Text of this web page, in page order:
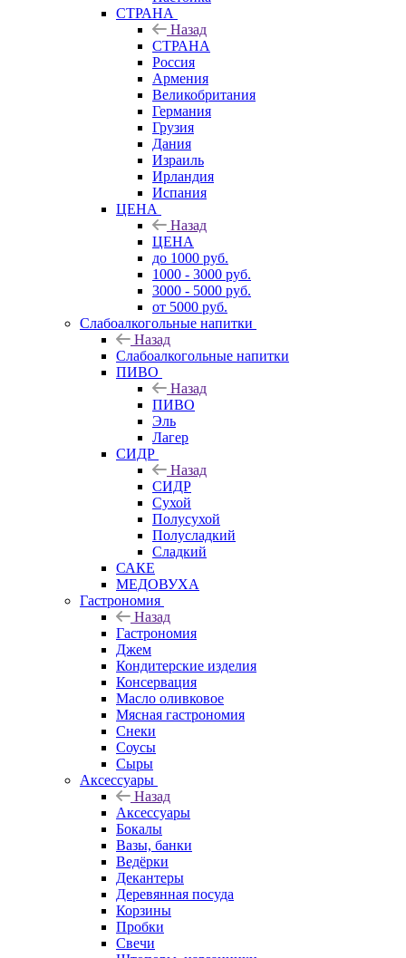
СТРАНА
Назад
СТРАНА
Россия
Армения
Великобритания
Германия
Грузия
Дания
Израиль
Ирландия
Испания
ЦЕНА
Назад
ЦЕНА
до 1000 руб.
1000 - 3000 руб.
3000 - 5000 руб.
от 5000 руб.
Слабоалкогольные напитки
Назад
Слабоалкогольные напитки
ПИВО
Назад
ПИВО
Эль
Лагер
СИДР
Назад
СИДР
Сухой
Полусухой
Полусладкий
Сладкий
САКЕ
МЕДОВУХА
Гастрономия
Назад
Гастрономия
Джем
Кондитерские изделия
Консервация
Масло оливковое
Мясная гастрономия
Снеки
Соусы
Сыры
Аксессуары
Назад
Аксессуары
Бокалы
Вазы, банки
Ведёрки
Декантеры
Деревянная посуда
Корзины
Пробки
Свечи